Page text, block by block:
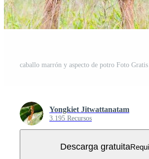
caballo marrón y aspecto de potro Foto Gratis
Yongkiet Jitwattanatam
3.195 Recursos
Descarga gratuita